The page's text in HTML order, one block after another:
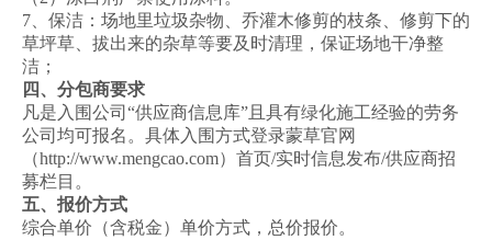
7、保洁：场地里垃圾杂物、乔灌木修剪的枝条、修剪下的
草坪草、拔出来的杂草等要及时清理，保证场地干净整
洁；
四、分包商要求
凡是入围公司“供应商信息库”且具有绿化施工经验的劳务
公司均可报名。具体入围方式登录蒙草官网
（http://www.mengcao.com）首页/实时信息发布/供应商招
募栏目。
五、报价方式
综合单价（含税金）单价方式，总价报价。